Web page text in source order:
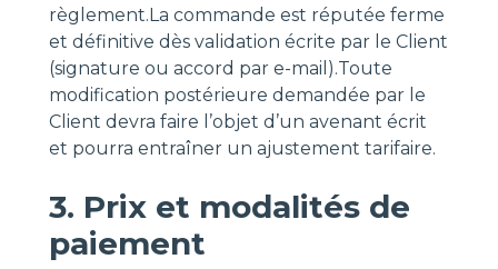
règlement.La commande est réputée ferme
et définitive dès validation écrite par le Client
(signature ou accord par e-mail).Toute
modification postérieure demandée par le
Client devra faire l’objet d’un avenant écrit
et pourra entraîner un ajustement tarifaire.
3. Prix et modalités de
paiement